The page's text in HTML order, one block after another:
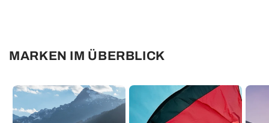
MARKEN IM ÜBERBLICK